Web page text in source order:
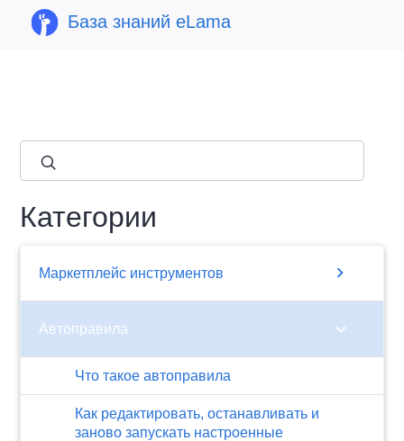
База знаний eLama
Категории
Маркетплейс инструментов chevron_right
Автоправила chevron_right
Что такое автоправила
Как редактировать, останавливать и
заново запускать настроенные